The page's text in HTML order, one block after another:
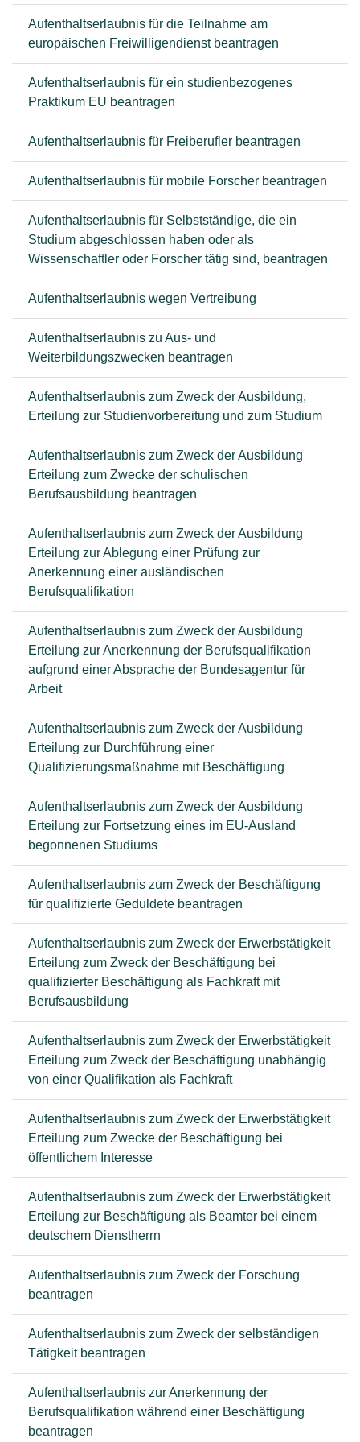
Aufenthaltserlaubnis für die Teilnahme am
europäischen Freiwilligendienst beantragen
Aufenthaltserlaubnis für ein studienbezogenes
Praktikum EU beantragen
Aufenthaltserlaubnis für Freiberufler beantragen
Aufenthaltserlaubnis für mobile Forscher beantragen
Aufenthaltserlaubnis für Selbstständige, die ein
Studium abgeschlossen haben oder als
Wissenschaftler oder Forscher tätig sind, beantragen
Aufenthaltserlaubnis wegen Vertreibung
Aufenthaltserlaubnis zu Aus- und
Weiterbildungszwecken beantragen
Aufenthaltserlaubnis zum Zweck der Ausbildung,
Erteilung zur Studienvorbereitung und zum Studium
Aufenthaltserlaubnis zum Zweck der Ausbildung
Erteilung zum Zwecke der schulischen
Berufsausbildung beantragen
Aufenthaltserlaubnis zum Zweck der Ausbildung
Erteilung zur Ablegung einer Prüfung zur
Anerkennung einer ausländischen
Berufsqualifikation
Aufenthaltserlaubnis zum Zweck der Ausbildung
Erteilung zur Anerkennung der Berufsqualifikation
aufgrund einer Absprache der Bundesagentur für
Arbeit
Aufenthaltserlaubnis zum Zweck der Ausbildung
Erteilung zur Durchführung einer
Qualifizierungsmaßnahme mit Beschäftigung
Aufenthaltserlaubnis zum Zweck der Ausbildung
Erteilung zur Fortsetzung eines im EU-Ausland
begonnenen Studiums
Aufenthaltserlaubnis zum Zweck der Beschäftigung
für qualifizierte Geduldete beantragen
Aufenthaltserlaubnis zum Zweck der Erwerbstätigkeit
Erteilung zum Zweck der Beschäftigung bei
qualifizierter Beschäftigung als Fachkraft mit
Berufsausbildung
Aufenthaltserlaubnis zum Zweck der Erwerbstätigkeit
Erteilung zum Zweck der Beschäftigung unabhängig
von einer Qualifikation als Fachkraft
Aufenthaltserlaubnis zum Zweck der Erwerbstätigkeit
Erteilung zum Zwecke der Beschäftigung bei
öffentlichem Interesse
Aufenthaltserlaubnis zum Zweck der Erwerbstätigkeit
Erteilung zur Beschäftigung als Beamter bei einem
deutschem Dienstherrn
Aufenthaltserlaubnis zum Zweck der Forschung
beantragen
Aufenthaltserlaubnis zum Zweck der selbständigen
Tätigkeit beantragen
Aufenthaltserlaubnis zur Anerkennung der
Berufsqualifikation während einer Beschäftigung
beantragen